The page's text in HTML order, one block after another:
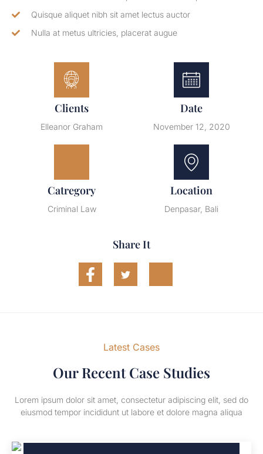
Quisque aliquet nibh sit amet lectus auctor
Nulla at metus ultricies, placerat augue
Clients
Elleanor Graham
Date
November 12, 2020
Catregory
Criminal Law
Location
Denpasar, Bali
Share It
Latest Cases
Our Recent Case Studies
Lorem ipsum dolor sit amet, consectetur adipiscing elit, sed do
eiusmod tempor incididunt ut labore et dolore magna aliqua